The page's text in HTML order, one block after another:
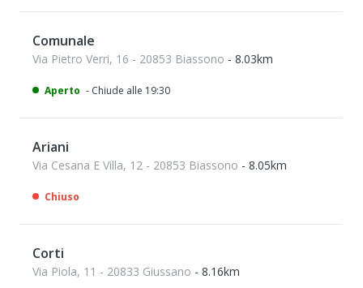
Comunale
Via Pietro Verri, 16 - 20853 Biassono - 8.03km
Aperto - Chiude alle 19:30
Ariani
Via Cesana E Villa, 12 - 20853 Biassono - 8.05km
Chiuso
Corti
Via Piola, 11 - 20833 Giussano - 8.16km